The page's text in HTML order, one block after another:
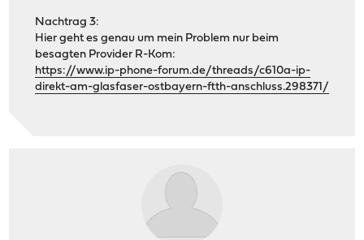
Nachtrag 3:
Hier geht es genau um mein Problem nur beim
besagten Provider R-Kom:
https://www.ip-phone-forum.de/threads/c610a-ip-
direkt-am-glasfaser-ostbayern-ftth-anschluss.298371/